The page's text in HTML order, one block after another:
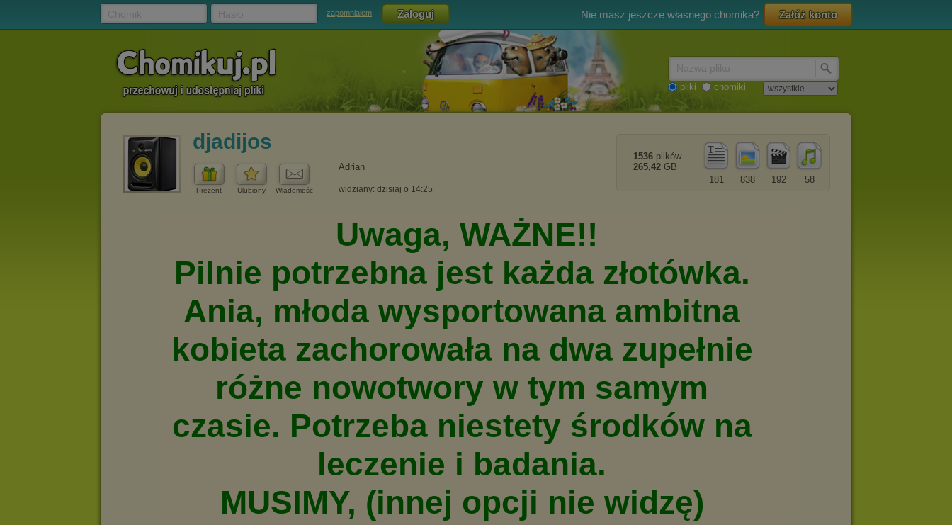
zapomniałem Nie masz jeszcze własnego chomika? Załóż konto
pliki chomiki
djadijos
Prezent Ulubiony Wiadomość
Adrian
widziany: dzisiaj o 14:25
58
192
838
181
1536 plików
265,42 GB